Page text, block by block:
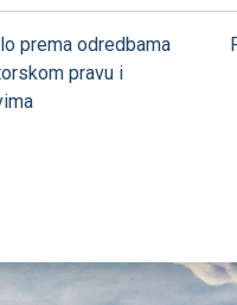
prema odredbama
pravu i